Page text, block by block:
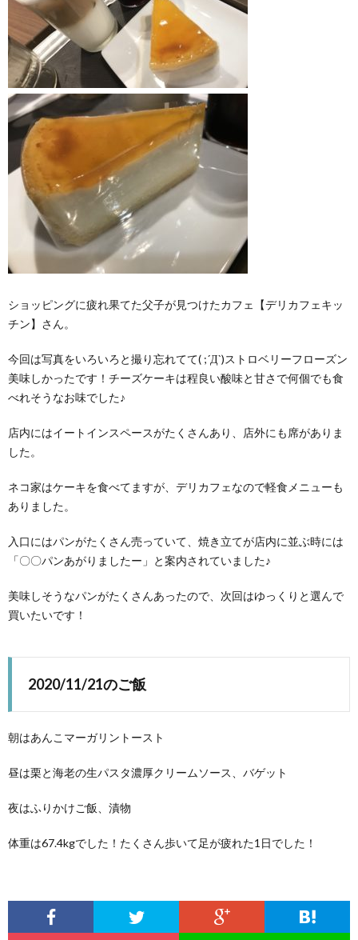
ショッピングに疲れ果てた父子が見つけたカフェ【デリカフェキッ
チン】さん。
今回は写真をいろいろと撮り忘れてて( ;´Д`)ストロベリーフローズン
美味しかったです！チーズケーキは程良い酸味と甘さで何個でも食
べれそうなお味でした♪
店内にはイートインスペースがたくさんあり、店外にも席がありま
した。
ネコ家はケーキを食べてますが、デリカフェなので軽食メニューも
ありました。
入口にはパンがたくさん売っていて、焼き立てが店内に並ぶ時には
「〇〇パンあがりましたー」と案内されていました♪
美味しそうなパンがたくさんあったので、次回はゆっくりと選んで
買いたいです！
2020/11/21のご飯
朝はあんこマーガリントースト
昼は栗と海老の生パスタ濃厚クリームソース、バゲット
夜はふりかけご飯、漬物
体重は67.4kgでした！たくさん歩いて足が疲れた1日でした！